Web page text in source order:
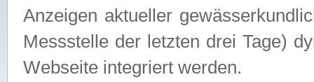
Anzeigen aktueller
Messstelle der letzten drei Tage)
Webseite integriert werden.